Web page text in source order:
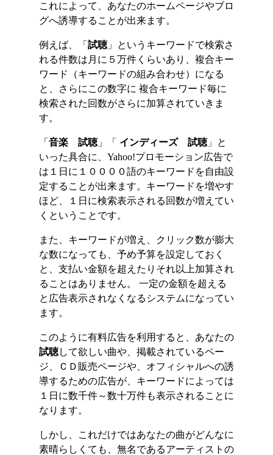
これによって、あなたのホームページやブロ
グへ誘導することが出来ます。
例えば、「 試聴」というキーワードで検索さ
れる件数は月に５万件くらいあり、複合キー
ワード（キーワードの組み合わせ）になる
と、さらにこの数字に 複合キーワード毎に
検索された回数がさらに加算されていきま
す。
「 音楽 試聴」「 インディーズ 試聴」と
いった具合に、Yahoo!プロモーション広告で
は１日に１００００語のキーワードを自由設
定することが出来ます。キーワードを増やす
ほど、１日に検索表示される回数が増えてい
くということです。
また、キーワードが増え、クリック数が膨大
な数になっても、予め予算を設定しておく
と、支払い金額を超えたりそれ以上加算され
ることはありません。 一定の金額を超える
と広告表示されなくなるシステムになってい
ます。
このように有料広告を利用すると、あなたの
試聴して欲しい曲や、掲載されているペー
ジ、ＣＤ販売ページや、オフィシャルへの誘
導するための広告が、キーワードによっては
１日に数千件～数十万件も表示されることに
なります。
しかし、これだけではあなたの曲がどんなに
素晴らしくても、無名であるアーティストの